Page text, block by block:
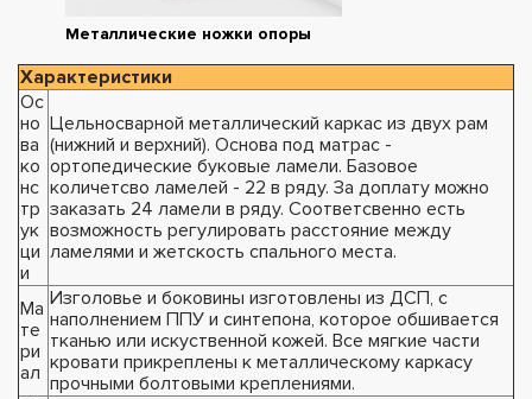
Металлические ножки опоры
Характеристики
Ос
но
ва
ко
нс
тр
ук
ци
и
Цельносварной металлический каркас из двух рам
(нижний и верхний). Основа под матрас -
ортопедические буковые ламели. Базовое
количетсво ламелей - 22 в ряду. За доплату можно
заказать 24 ламели в ряду. Соответсвенно есть
возможность регулировать расстояние между
ламелями и жетскость спального места.
Ма
те
ри
ал
Изголовье и боковины изготовлены из ДСП, с
наполнением ППУ и синтепона, которое обшивается
тканью или искуственной кожей. Все мягкие части
кровати прикреплены к металлическому каркасу
прочными болтовыми креплениями.